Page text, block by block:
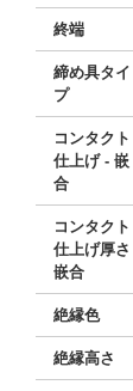
終端
締め具タイ
プ
コンタクト
仕上げ - 嵌
合
コンタクト
仕上げ厚
嵌合
絶縁色
絶縁高さ